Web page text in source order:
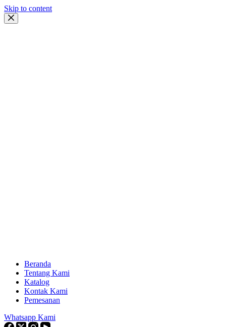
Skip to content
Beranda
Tentang Kami
Katalog
Kontak Kami
Pemesanan
Whatsapp Kami